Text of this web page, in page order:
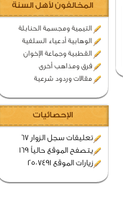
المخالفون لأهل السنة
التيمية ومجسمة الحنابلة
الوهابية أدعياء السلفية
القطبية وجماعة الإخوان
فرق ومذاهب أخرى
مقالات وردود شرعية
الإحصائيات
تعليقات سجل الزوار 67
يتصفح الموقع حالياً 169
زيارات الموقع 2507491